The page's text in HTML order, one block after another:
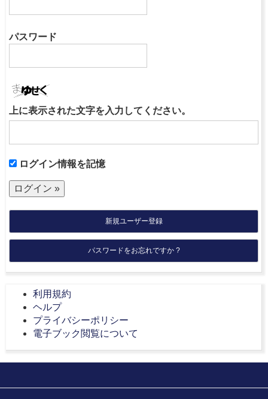
パスワード
上に表示された文字を入力してください。
ログイン情報を記憶
新規ユーザー登録
パスワードをお忘れですか ?
利用規約
ヘルプ
プライバシーポリシー
電子ブック閲覧について